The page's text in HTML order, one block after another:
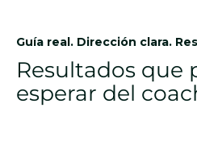
Guía real. Dirección clara.
Resultados que
esperar del